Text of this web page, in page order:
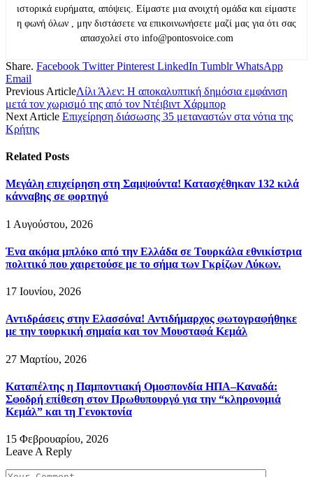
ιστορικά ευρήματα, απόψεις. Είμαστε μια ανοιχτή ομάδα και είμαστε
η φωνή όλων , μην διστάσετε να επικοινωνήσετε μαζί μας για ότι σας
απασχολεί στο info@pontosvoice.com
Share. Facebook Twitter Pinterest LinkedIn Tumblr WhatsApp
Email
Previous ArticleΛίλι Άλεν: Η αποκαλυπτική δημόσια εμφάνιση
μετά τον χωρισμό της από τον Ντέιβιντ Χάρμπορ
Next Article Επιχείρηση διάσωσης 35 μεταναστών στα νότια της
Κρήτης
Related Posts
Μεγάλη επιχείρηση στη Σαμψούντα! Κατασχέθηκαν 132 κιλά
κάνναβης σε φορτηγό
1 Αυγούστου, 2026
Ένα ακόμα μπλόκο από την Ελλάδα σε Τουρκάλα εθνικίστρια
πολιτικό που χαιρετούσε με το σήμα των Γκρίζων Λύκων.
17 Ιουνίου, 2026
Αντιδράσεις στην Ελασσόνα! Αντιδήμαρχος φωτογραφήθηκε
με την τουρκική σημαία και τον Μουσταφά Κεμάλ
27 Μαρτίου, 2026
Καταπέλτης η Παμποντιακή Ομοσπονδία ΗΠΑ–Καναδά:
Σφοδρή επίθεση στον Πρωθυπουργό για την “κληρονομιά
Κεμάλ” και τη Γενοκτονία
15 Φεβρουαρίου, 2026
Leave A Reply